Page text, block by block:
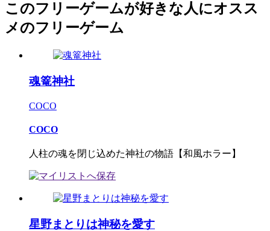
このフリーゲームが好きな人にオスス
メのフリーゲーム
魂篭神社
COCO
COCO
人柱の魂を閉じ込めた神社の物語【和風ホラー】
星野まとりは神秘を愛す